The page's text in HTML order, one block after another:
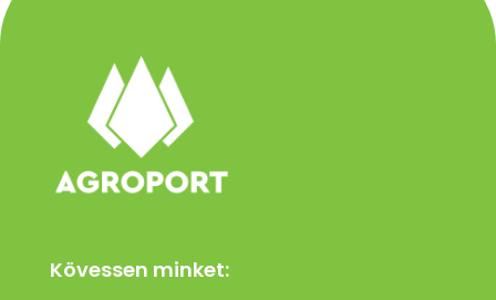
Kövessen minket: